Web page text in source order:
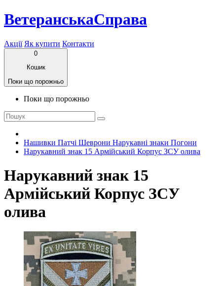
ВетеранськаСправа
Акції Як купити Контакти
0
Кошик
Поки що порожньо
Поки що порожньо
Нашивки Патчі Шеврони Нарукавні знаки Погони
Нарукавний знак 15 Армійський Корпус ЗСУ олива
Нарукавний знак 15
Армійський Корпус ЗСУ
олива